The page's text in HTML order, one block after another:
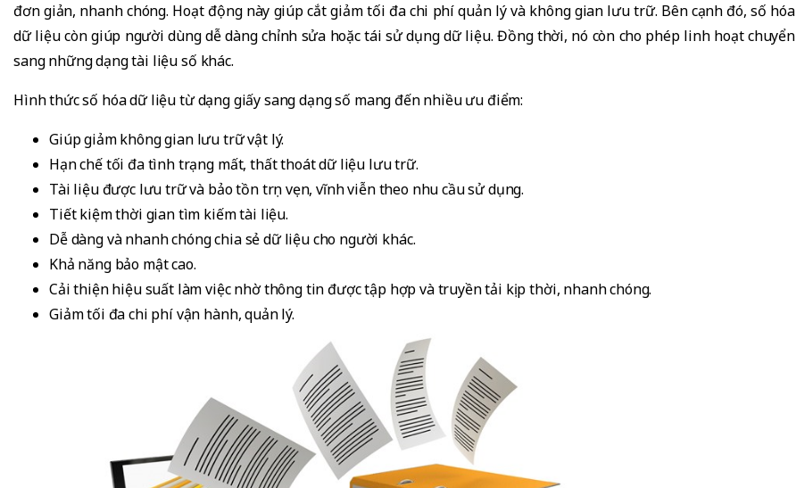
đơn giản, nhanh chóng. Hoạt động này giúp cắt giảm tối đa chi phí quản lý và không gian lưu trữ. Bên cạnh đó, số hóa
dữ liệu còn giúp người dùng dễ dàng chỉnh sửa hoặc tái sử dụng dữ liệu. Đồng thời, nó còn cho phép linh hoạt chuyển
sang những dạng tài liệu số khác.
Hình thức số hóa dữ liệu từ dạng giấy sang dạng số mang đến nhiều ưu điểm:
Giúp giảm không gian lưu trữ vật lý.
Hạn chế tối đa tình trạng mất, thất thoát dữ liệu lưu trữ.
Tài liệu được lưu trữ và bảo tồn trọn vẹn, vĩnh viễn theo nhu cầu sử dụng.
Tiết kiệm thời gian tìm kiếm tài liệu.
Dễ dàng và nhanh chóng chia sẻ dữ liệu cho người khác.
Khả năng bảo mật cao.
Cải thiện hiệu suất làm việc nhờ thông tin được tập hợp và truyền tải kịp thời, nhanh chóng.
Giảm tối đa chi phí vận hành, quản lý.